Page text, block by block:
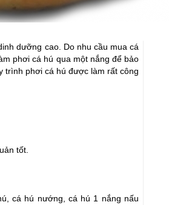
dưỡng cao. Do nhu cầu mua cá
phơi cá hú qua một nắng để bảo
trình phơi cá hú được làm rất công
tốt.
cá hú nướng, cá hú 1 nắng nấu